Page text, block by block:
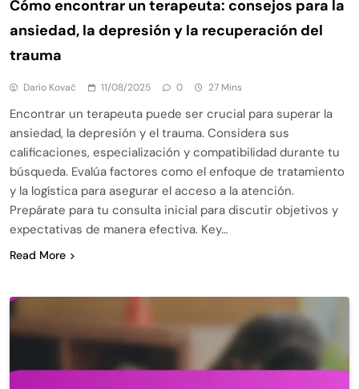
Cómo encontrar un terapeuta: consejos para la
ansiedad, la depresión y la recuperación del
trauma
Dario Kovač 11/08/2025 0 27 Mins
Encontrar un terapeuta puede ser crucial para superar la
ansiedad, la depresión y el trauma. Considera sus
calificaciones, especialización y compatibilidad durante tu
búsqueda. Evalúa factores como el enfoque de tratamiento
y la logística para asegurar el acceso a la atención.
Prepárate para tu consulta inicial para discutir objetivos y
expectativas de manera efectiva. Key…
Read More